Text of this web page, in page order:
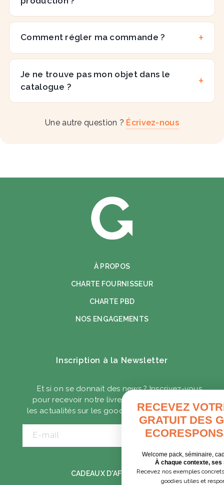
Comment régler ma commande ?
Je ne trouve pas mon objet dans le
catalogue ?
Une autre question ? Écrivez-nous
À PROPOS
CHARTE FOURNISSEUR
CHARTE PBD
NOS ENGAGEMENTS
Inscription à la Newsletter
Et si on se donnait des news ? Inscrivez-vous
pour recevoir notre livre blanc ainsi que toute
les actualités sur les goodies écoresponsables.
E-mail
CADEAUX D'AFFAIRES
RECEVEZ VOTRE GUIDE
GRATUIT DES GOODIES
ECORESPONSABLES
Welcome pack, séminaire, cadeaux clients…
À chaque contexte, ses solutions.
Recevez nos exemples concrets pour choisir des
goodies utiles et responsables.